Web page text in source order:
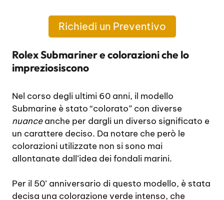
Richiedi un Preventivo
Rolex Submariner e colorazioni che lo
impreziosiscono
Nel corso degli ultimi 60 anni, il modello
Submarine è stato “colorato” con diverse
nuanceanche per dargli un diverso significato e
un carattere deciso. Da notare che però le
colorazioni utilizzate non si sono mai
allontanate dall’idea dei fondali marini.
Per il 50’ anniversario di questo modello, è stata
decisa una colorazione verde intenso, che